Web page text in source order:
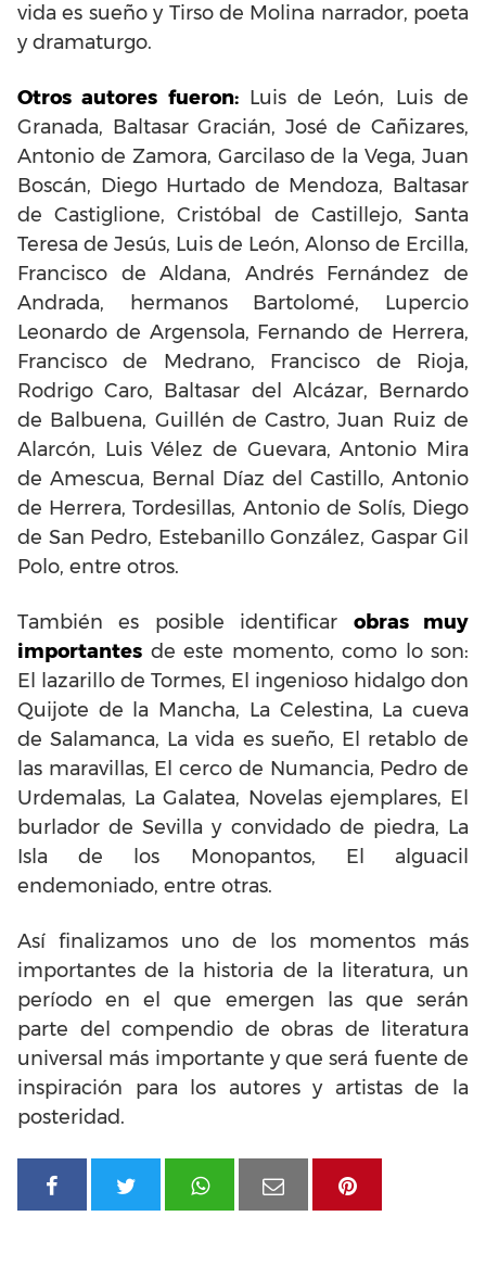
vida es sueño y Tirso de Molina narrador, poeta
y dramaturgo.
Otros autores fueron:Luis de León, Luis de
Granada, Baltasar Gracián, José de Cañizares,
Antonio de Zamora, Garcilaso de la Vega, Juan
Boscán, Diego Hurtado de Mendoza, Baltasar
de Castiglione, Cristóbal de Castillejo, Santa
Teresa de Jesús, Luis de León, Alonso de Ercilla,
Francisco de Aldana, Andrés Fernández de
Andrada, hermanos Bartolomé, Lupercio
Leonardo de Argensola, Fernando de Herrera,
Francisco de Medrano, Francisco de Rioja,
Rodrigo Caro, Baltasar del Alcázar, Bernardo
de Balbuena, Guillén de Castro, Juan Ruiz de
Alarcón, Luis Vélez de Guevara, Antonio Mira
de Amescua, Bernal Díaz del Castillo, Antonio
de Herrera, Tordesillas, Antonio de Solís, Diego
de San Pedro, Estebanillo González, Gaspar Gil
Polo, entre otros.
También es posible identificar obras muy
importantes de este momento, como lo son:
El lazarillo de Tormes, El ingenioso hidalgo don
Quijote de la Mancha, La Celestina, La cueva
de Salamanca, La vida es sueño, El retablo de
las maravillas, El cerco de Numancia, Pedro de
Urdemalas, La Galatea‎, Novelas ejemplares, El
burlador de Sevilla y convidado de piedra, La
Isla de los Monopantos, El alguacil
endemoniado, entre otras.
Así finalizamos uno de los momentos más
importantes de la historia de la literatura, un
período en el que emergen las que serán
parte del compendio de obras de literatura
universal más importante y que será fuente de
inspiración para los autores y artistas de la
posteridad.